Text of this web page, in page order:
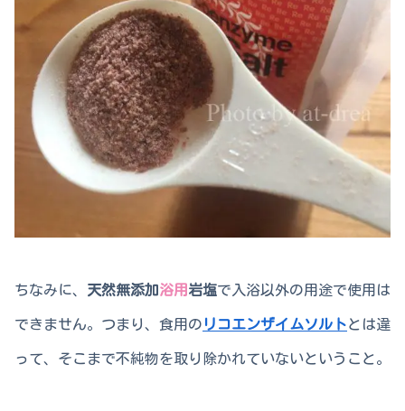
ちなみに、 天然無添加浴用 岩塩で入浴以外の用途で使用は
できません。つまり、食用の リコエンザイムソルトとは違
って、そこまで不純物を取り除かれていないということ。